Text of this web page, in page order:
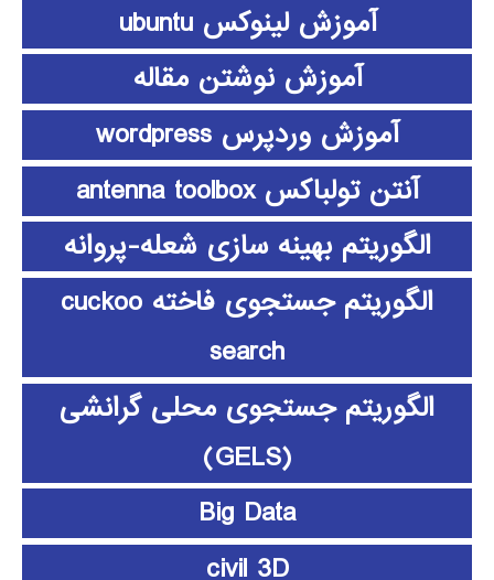
آموزش لینوکس ubuntu
آموزش نوشتن مقاله
آموزش وردپرس wordpress
آنتن تولباکس antenna toolbox
الگوریتم بهینه سازی شعله-پروانه
الگوریتم جستجوی فاخته cuckoo
search
الگوریتم جستجوی محلی گرانشی
(GELS)
Big Data
civil 3D